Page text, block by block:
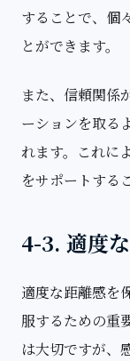
することで、個
とができます。
また、信頼関係
ーションを取る
れます。これに
をサポートする
4-3. 適度
適度な距離感を
服するための重
は大切ですが、